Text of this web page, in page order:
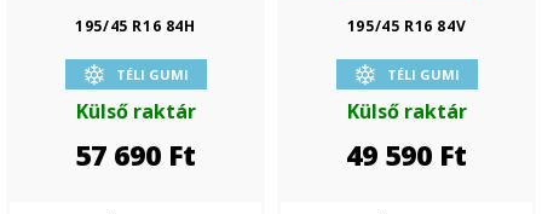
195/45 R16 84H
TÉLI GUMI
Külső raktár
57 690 Ft
195/45 R16 84V
TÉLI GUMI
Külső raktár
49 590 Ft